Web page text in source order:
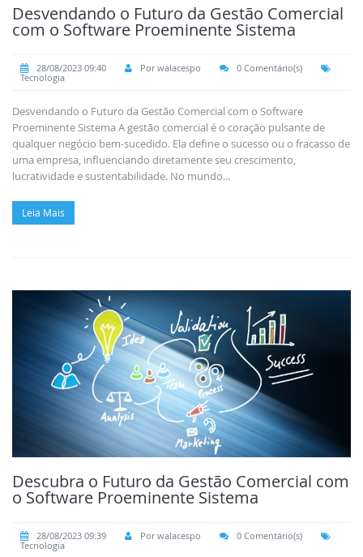
Desvendando o Futuro da Gestão Comercial
com o Software Proeminente Sistema
28/08/2023 09:40 Por walacespo
0 Comentário(s)
Tecnologia
Desvendando o Futuro da Gestão Comercial com o Software
Proeminente Sistema A gestão comercial é o coração pulsante de
qualquer negócio bem-sucedido. Ela define o sucesso ou o fracasso de
uma empresa, influenciando diretamente seu crescimento,
lucratividade e sustentabilidade. No mundo...
Leia Mais
Descubra o Futuro da Gestão Comercial com
o Software Proeminente Sistema
28/08/2023 09:39 Por walacespo
0 Comentário(s)
Tecnologia